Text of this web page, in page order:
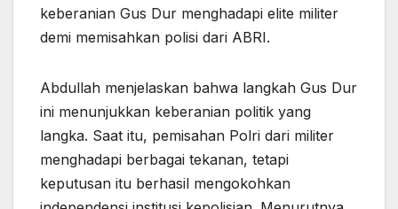
keberanian Gus Dur menghadapi elite militer
demi memisahkan polisi dari ABRI.
Abdullah menjelaskan bahwa langkah Gus Dur
ini menunjukkan keberanian politik yang
langka. Saat itu, pemisahan Polri dari militer
menghadapi berbagai tekanan, tetapi
keputusan itu berhasil mengokohkan